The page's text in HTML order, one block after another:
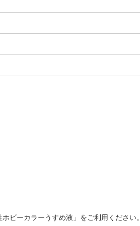
ビーカラーうすめ液」をご利用ください。